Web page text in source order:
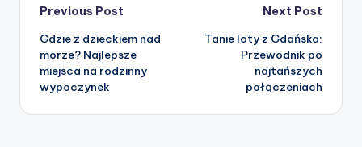
Post
navigation
Previous Post
Gdzie z dzieckiem nad
morze? Najlepsze
miejsca na rodzinny
wypoczynek
Next Post
Tanie loty z Gdańska:
Przewodnik po
najtańszych
połączeniach